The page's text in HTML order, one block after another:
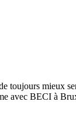
toujours mieux
avec BECI à